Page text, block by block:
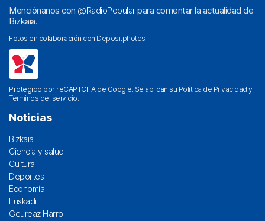
Menciónanos con @RadioPopularpara comentar la actualidad de
Bizkaia.
Fotos en colaboración con Depositphotos
Protegido por reCAPTCHA de Google. Se aplican su Política de Privacidad y
Términos del servicio.
Noticias
Bizkaia
Ciencia y salud
Cultura
Deportes
Economía
Euskadi
Geureaz Harro